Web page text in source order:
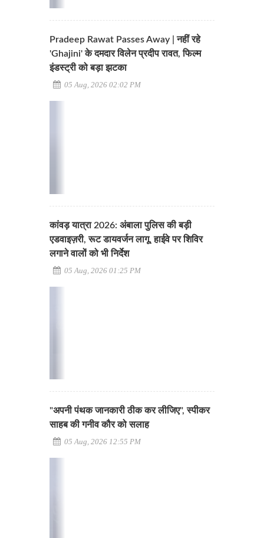
Pradeep Rawat Passes Away | नहीं रहे
'Ghajini' के दमदार विलेन प्रदीप रावत, फिल्म
इंडस्ट्री को बड़ा झटका
05 Aug, 2026 02:02 PM
कांवड़ यात्रा 2026: अंबाला पुलिस की बड़ी
एडवाइज़री, रूट डायवर्जन लागू, हाईवे पर शिविर
लगाने वालों को भी निर्देश
05 Aug, 2026 01:25 PM
"अपनी पंथक जानकारी ठीक कर लीजिए", स्पीकर
साहब की गनीव कौर को सलाह
05 Aug, 2026 12:55 PM